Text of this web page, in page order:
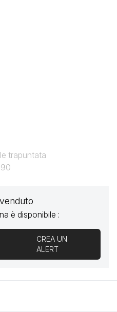
trapuntata
è disponibile :
CREA UN
ALERT